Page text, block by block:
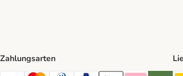
Zahlungsarten